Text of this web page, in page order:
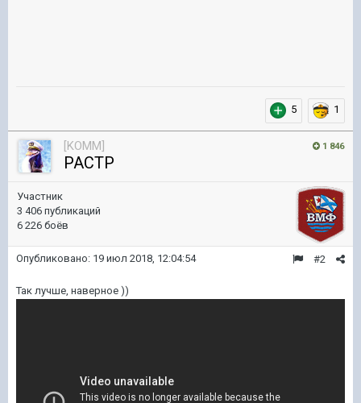
5 1
1 846
[KOMM]
PACTP
Участник
3 406 публикаций
6 226 боёв
#2
Опубликовано: 19 июл 2018, 12:04:54
Так лучше, наверное ))